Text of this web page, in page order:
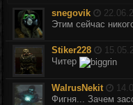
snegovik
Этим сейчас
Stiker228
Читер
WalrusNekit
Фигня... Зачем